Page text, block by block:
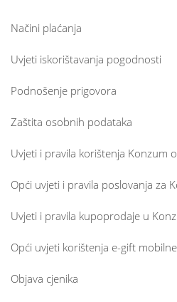
Načini plaćanja
Uvjeti iskorištavanja pogodnosti
Podnošenje prigovora
Zaštita osobnih podataka
Uvjeti i pravila korištenja Konzum
Opći uvjeti i pravila poslovanja za
Uvjeti i pravila kupoprodaje u
Opći uvjeti korištenja e-gift
Objava cjenika